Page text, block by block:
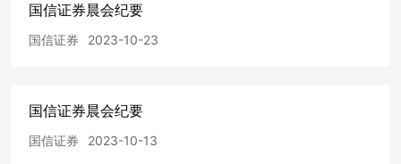
本周国信高频宏观扩散指数A为0.4，指数B明显上行。从分
化不大。从季节性比较来看，本周指数B标准化后上行，表
得106.7，指数C录得-0.9%（+0.6pct.）。消费相关分项中，
消费景气变化不大；投资相关分项中，螺纹钢产量、水泥价
国信证券晨会纪要
国信证券 2023-10-23
国信证券晨会纪要
国信证券 2023-10-13